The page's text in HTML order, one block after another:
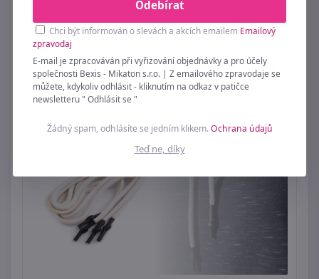
Skladem37ks
Odebírat
Chci být informován o slevách a akcích emailem Emailový
zpravodaj
E-mail je zpracováván při vyřizování objednávky a pro účely
společnosti Bexis - Mikaton s.r.o. | Z emailového zpravodaje se
můžete, kdykoliv odhlásit - kliknutím na odkaz v patičce
newsletteru " Odhlásit se "
Žádný spam, odhlásíte se jedním klikem.Ochrana údajů
Teď ne, díky